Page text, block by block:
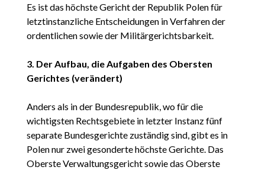
Es ist das höchste Gericht der Republik Polen für
letztinstanzliche Entscheidungen in Verfahren der
ordentlichen sowie der Militärgerichtsbarkeit.
3. Der Aufbau, die Aufgaben des Obersten
Gerichtes (verändert)
Anders als in der Bundesrepublik, wo für die
wichtigsten Rechtsgebiete in letzter Instanz fünf
separate Bundesgerichte zuständig sind, gibt es in
Polen nur zwei gesonderte höchste Gerichte. Das
Oberste Verwaltungsgericht sowie das Oberste